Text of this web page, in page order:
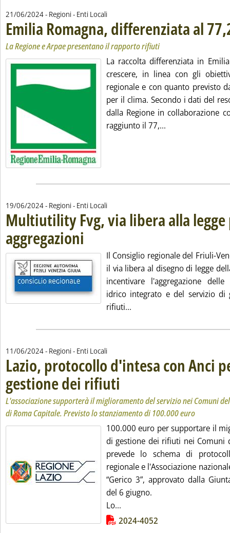
21/06/2024- Regioni - Enti Locali
Emilia Romagna, differenziata al
La Regione e Arpae presentano il rapporto rifiuti
La raccolta differenziata in
crescere, in linea con gli
regionale e con quanto previsto
per il clima. Secondo i dati del
dalla Regione in collaborazione
raggiunto il 77,...
19/06/2024- Regioni - Enti Locali
Multiutility Fvg, via libera alla legge
aggregazioni . Pubblicata mercoledì 19 giugno 2024 alle 16.5.
Il Consiglio regionale del Friuli-
il via libera al disegno di legge
incentivare l'aggregazione
idrico integrato e del servizio di
rifiuti...
11/06/2024- Regioni - Enti Locali
Lazio, protocollo d'intesa con Anci
gestione dei rifiuti . Sottotitolo: L'associazione supporterà il
. Pubblicata martedì 11 giugno 2024 alle
L'associazione supporterà il miglioramento del servizio nei Comuni
di Roma Capitale. Previsto lo stanziamento di 100.000 euro
100.000 euro per supportare il
di gestione dei rifiuti nei Comuni
prevede lo schema di
regionale e l'Associazione
“Gerico 3”, approvato dalla
del 6 giugno.
Lo...
Lista allegati PDF alla notizia
2024-4052